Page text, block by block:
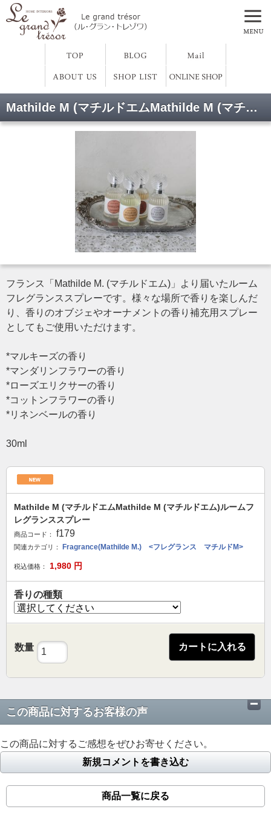
Mathilde M (マチルドエムMathilde M (マチルドエム)ルームフレグランススプレー
フランス「Mathilde M. (マチルドエム)」より届いたルーム
フレグランススプレーです。様々な場所で香りを楽しんだ
り、香りのオブジェやオーナメントの香り補充用スプレー
としてもご使用いただけます。
*マルキーズの香り
*マンダリンフラワーの香り
*ローズエリクサーの香り
*コットンフラワーの香り
*リネンベールの香り
30ml
Mathilde M (マチルドエムMathilde M (マチルドエム)ルームフ
レグランススプレー
商品コード： f179
関連カテゴリ： Fragrance(Mathilde M.) <フレグランス マチルドM>
税込価格： 1,980 円
香りの種類
数量 カートに入れる
この商品に対するお客様の声
この商品に対するご感想をぜひお寄せください。
新規コメントを書き込む
商品一覧に戻る